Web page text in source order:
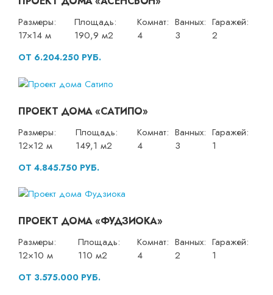
Размеры:
17×14 м
Площадь:
190,9 м2
Комнат:
4
Ванных:
3
Гаражей:
2
ОТ 6.204.250 РУБ.
ПРОЕКТ ДОМА «САТИПО»
Размеры:
12×12 м
Площадь:
149,1 м2
Комнат:
4
Ванных:
3
Гаражей:
1
ОТ 4.845.750 РУБ.
ПРОЕКТ ДОМА «ФУДЗИОКА»
Размеры:
12×10 м
Площадь:
110 м2
Комнат:
4
Ванных:
2
Гаражей:
1
ОТ 3.575.000 РУБ.